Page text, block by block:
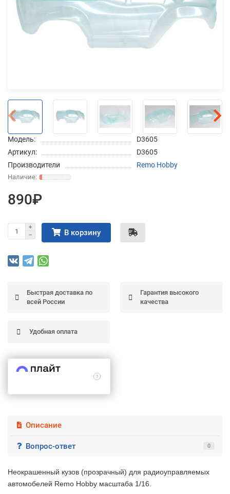
Модель:
D3605
Артикул:
D3605
Производители
Remo Hobby
890₽
В корзину
Быстрая доставка по
всей России
Гарантия высокого
качества
Удобная оплата
Описание
Вопрос-ответ 0
Неокрашенный кузов (прозрачный) для радиоуправляемых
автомобелей Remo Hobby масштаба 1/16.
Добавляйте товары
Получайте товар
выбранный способом
списываться
Подробнее
недель
Остались вопросы?